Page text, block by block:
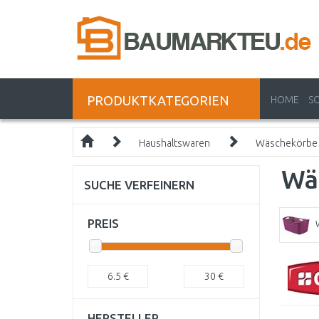
PRODUKTKATEGORIEN HOME
Haushaltswaren Wäschekörbe
SUCHE VERFEINERN
PREIS
6.5 € 30 €